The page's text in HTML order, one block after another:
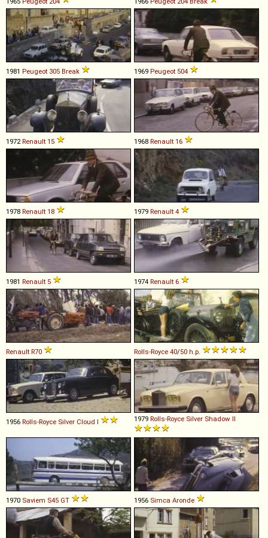
1981 Peugeot 305 Break 1969 Peugeot 504
1972Renault 15 1968 Renault 16
1978 Renault 18 1979 Renault 4
1981 Renault 5 1974 Renault 6
Renault R70 Rolls-Royce 40/50 h.p.
1956 Rolls-Royce Silver Cloud I 1979 Rolls-Royce Silver Shadow II
1970 Saviem S45 GT 1956 Simca Aronde